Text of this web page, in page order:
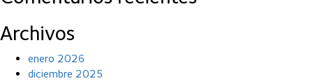
Archivos
enero 2026
diciembre 2025